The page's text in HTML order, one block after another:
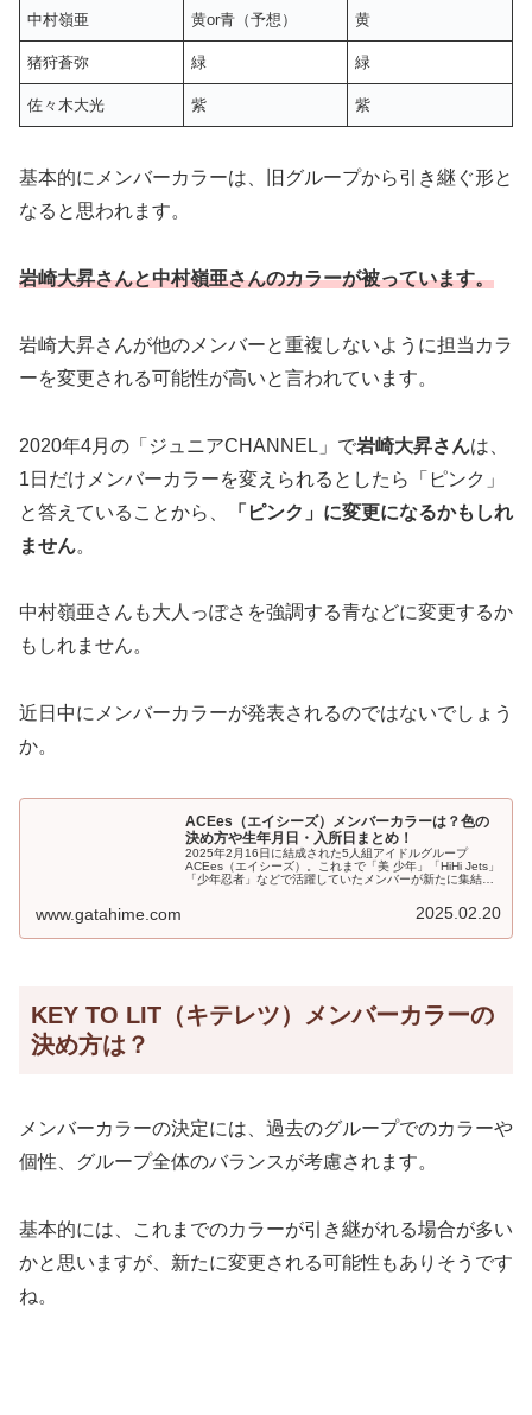
中村嶺亜 黄or青（予想） 黄
猪狩蒼弥 緑 緑
佐々木大光 紫 紫
基本的にメンバーカラーは、旧グループから引き継ぐ形と
なると思われます。
岩崎大昇さんと中村嶺亜さんのカラーが被っています。
岩崎大昇さんが他のメンバーと重複しないように担当カラ
ーを変更される可能性が高いと言われています。
2020年4月の「ジュニアCHANNEL」で岩崎大昇さんは、
1日だけメンバーカラーを変えられるとしたら「ピンク」
と答えていることから、
「ピンク」に変更になるかもしれ
ません。
中村嶺亜さんも大人っぽさを強調する青などに変更するか
もしれません。
近日中にメンバーカラーが発表されるのではないでしょう
か。
ACEes（エイシーズ）メンバーカラーは？色の
決め方や生年月日・入所日まとめ！
2025年2月16日に結成された5人組アイドルグループ
ACEes（エイシーズ）。これまで「美 少年」「HiHi Jets」
「少年忍者」などで活躍していたメンバーが新たに集結
www.gatahime.com 2025.02.20
KEY TO LIT（キテレツ）メンバーカラーの
決め方は？
メンバーカラーの決定には、過去のグループでのカラーや
個性、グループ全体のバランスが考慮されます。
基本的には、これまでのカラーが引き継がれる場合が多い
かと思いますが、新たに変更される可能性もありそうです
ね。